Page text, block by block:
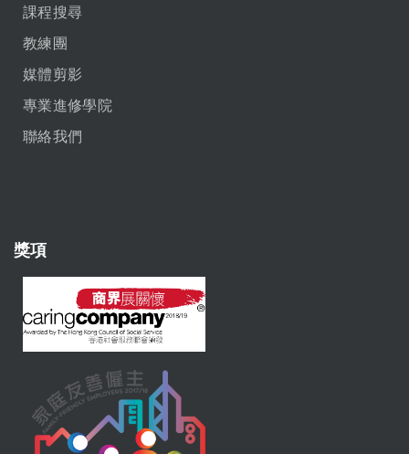
課程搜尋
教練團
媒體剪影
專業進修學院
聯絡我們
獎項